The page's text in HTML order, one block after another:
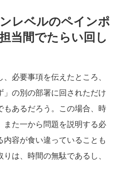
レベルのペインポ
当間でたらい回し
必要事項を伝えたところ、
」の別の部署に回されただけ
もあるだろう。この場合、時
また一から問題を説明する必
容が食い違っていることも
は、時間の無駄であるし、